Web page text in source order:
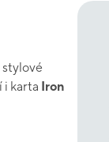
stylové
i karta Iron